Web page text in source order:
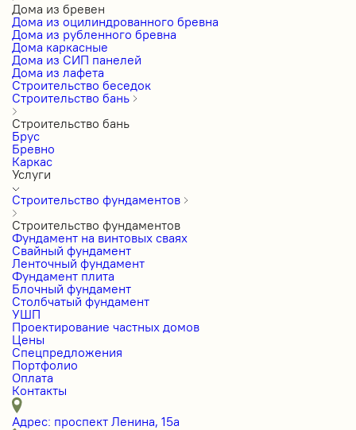
Дома из бревен
Дома из оцилиндрованного бревна
Дома из рубленного бревна
Дома каркасные
Дома из СИП панелей
Дома из лафета
Строительство беседок
Строительство бань
Строительство бань
Брус
Бревно
Каркас
Услуги
Строительство фундаментов
Строительство фундаментов
Фундамент на винтовых сваях
Свайный фундамент
Ленточный фундамент
Фундамент плита
Блочный фундамент
Столбчатый фундамент
УШП
Проектирование частных домов
Цены
Спецпредложения
Портфолио
Оплата
Контакты
Адрес: проспект Ленина, 15а